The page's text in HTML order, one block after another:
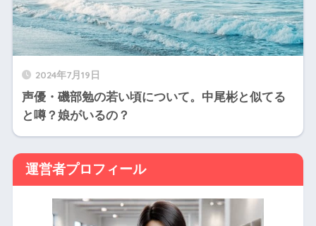
2024年7月19日
声優・磯部勉の若い頃について。中尾彬と似てる
と噂？娘がいるの？
運営者プロフィール